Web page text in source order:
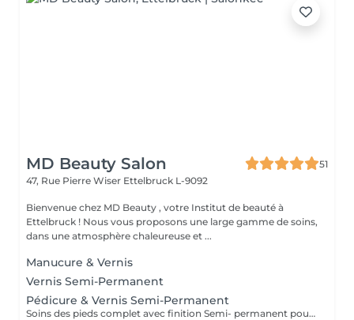
MD Beauty Salon
51
47, Rue Pierre Wiser Ettelbruck L-9092
Bienvenue chez MD Beauty , votre Institut de beauté à
Ettelbruck ! Nous vous proposons une large gamme de soins,
dans une atmosphère chaleureuse et ...
Manucure & Vernis
Vernis Semi-Permanent
Pédicure & Vernis Semi-Permanent
Soins des pieds complet avec finition Semi- permanent pour une tenue parfaite pendant plusieurs semaines .